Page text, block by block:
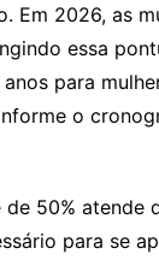
Em 2026, as
essa
para
o
50% atende
para se